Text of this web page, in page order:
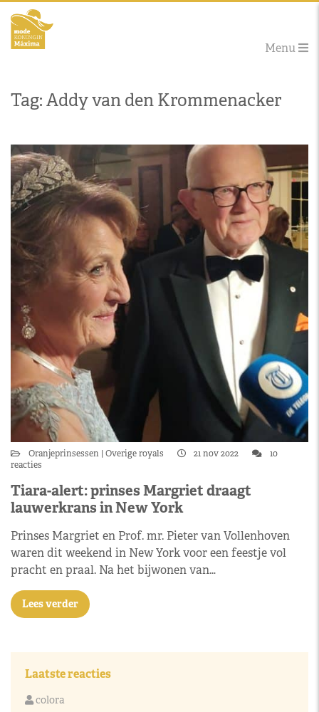
Menu
Tag: Addy van den Krommenacker
Oranjeprinsessen Overige royals 21 nov 2022
10
reacties
Tiara-alert: prinses Margriet draagt
lauwerkrans in New York
Prinses Margriet en Prof. mr. Pieter van Vollenhoven
waren dit weekend in New York voor een feestje vol
pracht en praal. Na het bijwonen van…
Lees verder
Laatste reacties
colora